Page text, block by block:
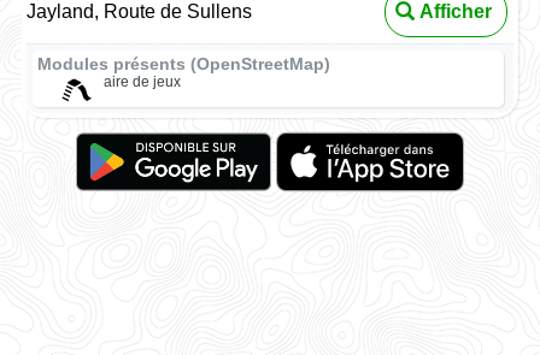
Jayland, Route de Sullens Afficher
Modules présents (OpenStreetMap)
aire de jeux